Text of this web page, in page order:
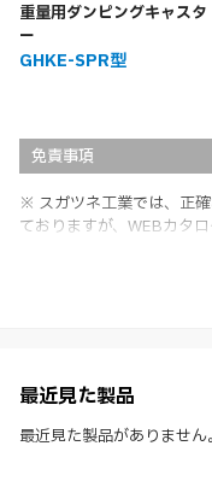
重量用ダンピングキャスタ
ー
GHKE-SPR型
免責事項
※ スガツネ工業では、正
ておりますが、WEBカタ
社製品の使用ご検討、又
※ 本WEBサイト製品情報
約、プライバシーポリシー
最近見た製品
最近見た製品がありません。